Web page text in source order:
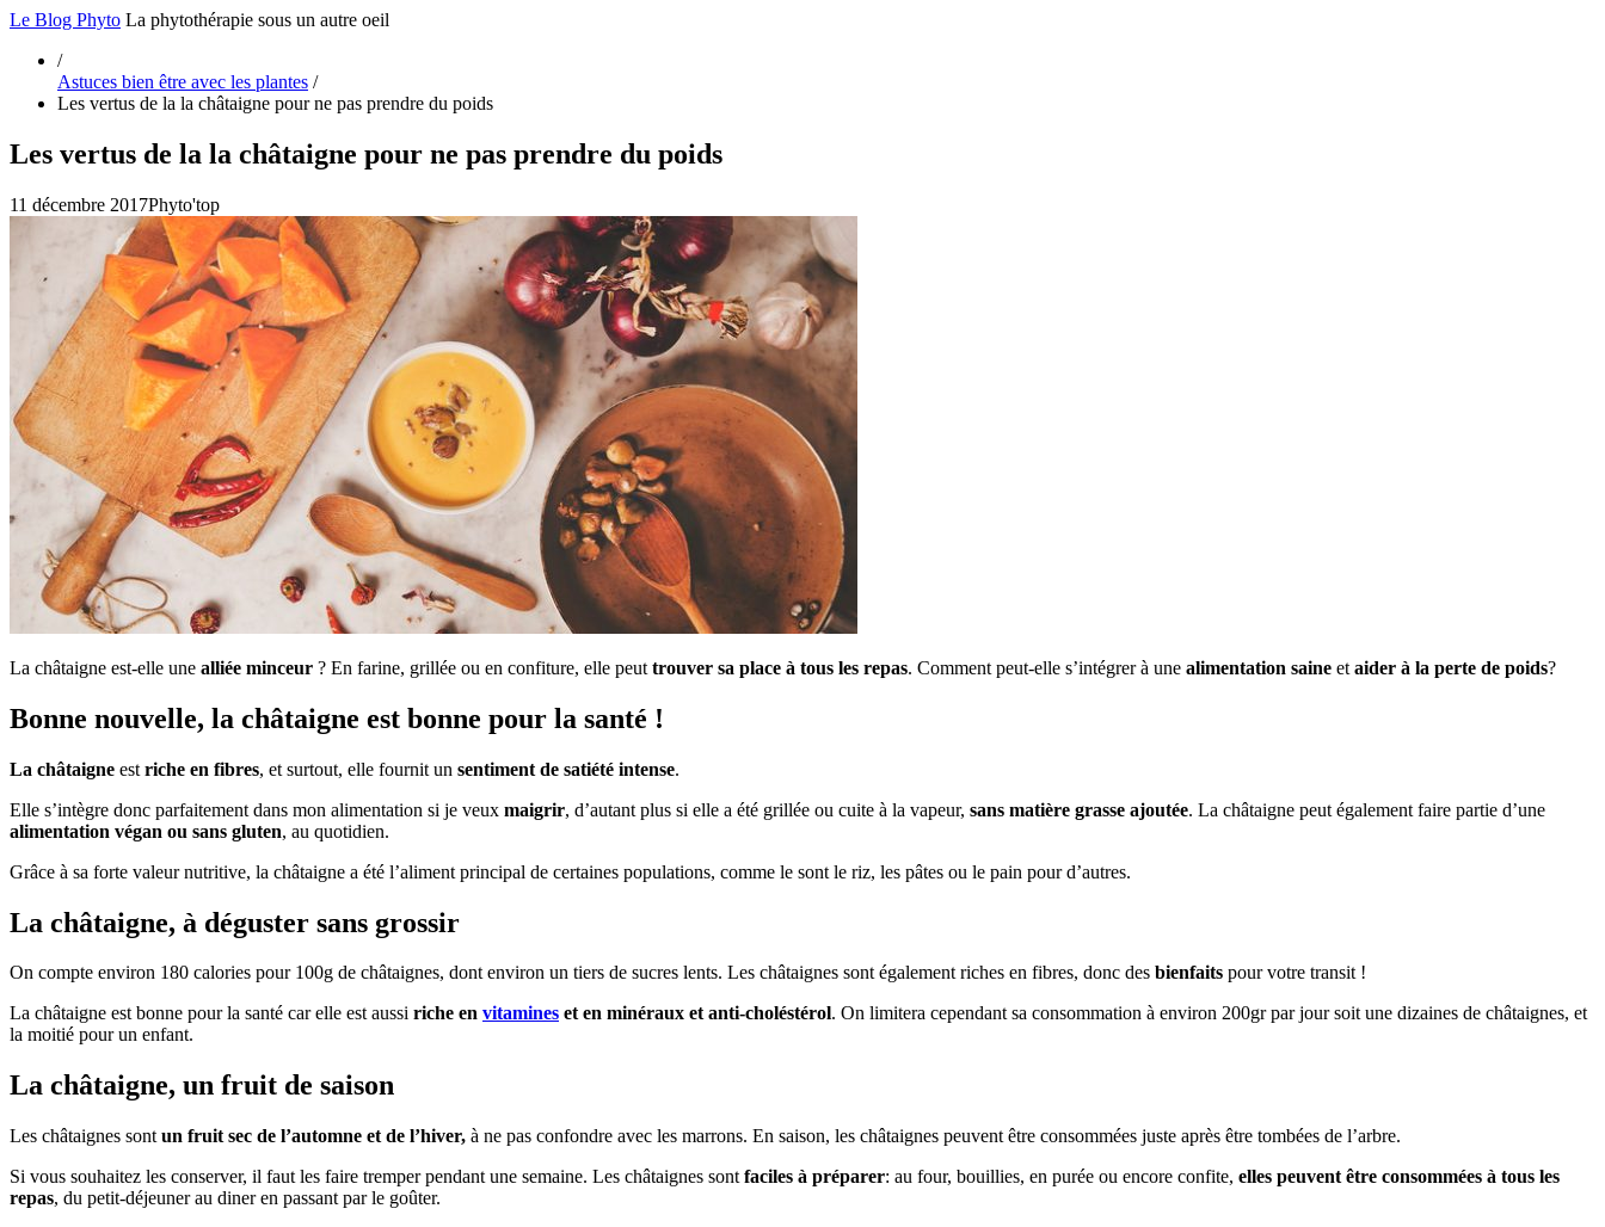
Le Blog Phyto La phytothérapie sous un autre oeil
/
Astuces bien être avec les plantes /
Les vertus de la la châtaigne pour ne pas prendre du poids
Les vertus de la la châtaigne pour ne pas prendre du poids
11 décembre 2017Phyto'top
La châtaigne est-elle une alliée minceur ? En farine, grillée ou en confiture, elle peut trouver sa place à tous les repas. Comment peut-elle s’intégrer à une alimentation saine et aider à la perte de poids?
Bonne nouvelle, la châtaigne est bonne pour la santé !
La châtaigne est riche en fibres, et surtout, elle fournit un sentiment de satiété intense.
Elle s’intègre donc parfaitement dans mon alimentation si je veux maigrir, d’autant plus si elle a été grillée ou cuite à la vapeur, sans matière grasse ajoutée. La châtaigne peut également faire partie d’une
alimentation végan ou sans gluten, au quotidien.
Grâce à sa forte valeur nutritive, la châtaigne a été l’aliment principal de certaines populations, comme le sont le riz, les pâtes ou le pain pour d’autres.
La châtaigne, à déguster sans grossir
On compte environ 180 calories pour 100g de châtaignes, dont environ un tiers de sucres lents. Les châtaignes sont également riches en fibres, donc des bienfaits pour votre transit !
La châtaigne est bonne pour la santé car elle est aussi riche en vitamines et en minéraux et anti-choléstérol. On limitera cependant sa consommation à environ 200gr par jour soit une dizaines de châtaignes, et
la moitié pour un enfant.
La châtaigne, un fruit de saison
Les châtaignes sont un fruit sec de l’automne et de l’hiver, à ne pas confondre avec les marrons. En saison, les châtaignes peuvent être consommées juste après être tombées de l’arbre.
Si vous souhaitez les conserver, il faut les faire tremper pendant une semaine. Les châtaignes sont faciles à préparer: au four, bouillies, en purée ou encore confite, elles peuvent être consommées à tous les
repas, du petit-déjeuner au diner en passant par le goûter.